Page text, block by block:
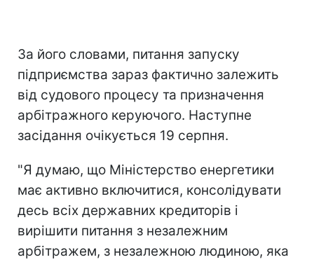
За його словами, питання запуску
підприємства зараз фактично залежить
від судового процесу та призначення
арбітражного керуючого. Наступне
засідання очікується 19 серпня.
"Я думаю, що Міністерство енергетики
має активно включитися, консолідувати
десь всіх державних кредиторів і
вирішити питання з незалежним
арбітражем, з незалежною людиною, яка